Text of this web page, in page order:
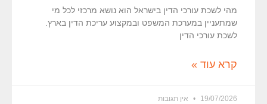
מהי לשכת עורכי הדין בישראל הוא נושא מרכזי לכל מי
שמתעניין במערכת המשפט ובמקצוע עריכת הדין בארץ.
לשכת עורכי הדין
קרא עוד »
19/07/2026 אין תגובות